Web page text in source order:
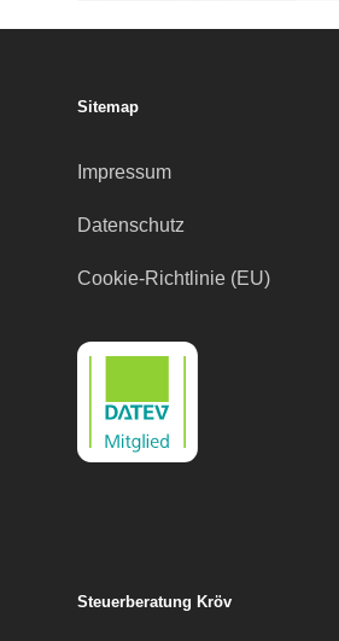
Sitemap
Impressum
Datenschutz
Cookie-Richtlinie (EU)
Steuerberatung Kröv